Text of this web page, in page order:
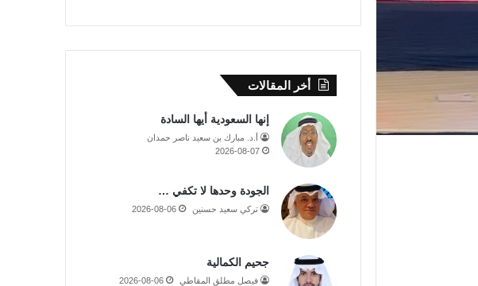
أخر المقالات
إنها السعودية أيها السادة
أ.د. مبارك بن سعيد ناصر حمدان
2026-08-07
الجودة وحدها لا تكفي …
تركي سعيد حسنين 2026-08-06
جحيم الكمالية
فيصل مطلق المقاطي 2026-08-06